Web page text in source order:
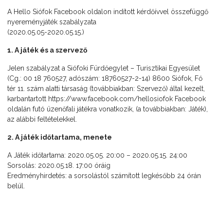
A Hello Siófok Facebook oldalon indított kérdőívvel összefüggő
nyereményjáték szabályzata
(2020.05.05-2020.05.15.)
1. A játék és a szervező
Jelen szabályzat a Siófoki Fürdőegylet – Turisztikai Egyesület
(Cg.: 00 18 760527, adószám: 18760527-2-14) 8600 Siófok, Fő
tér 11. szám alatti társaság (továbbiakban: Szervező) által kezelt,
karbantartott https://www.facebook.com/hellosiofok Facebook
oldalán futó üzenőfali játékra vonatkozik, (a továbbiakban: Játék),
az alábbi feltételekkel.
2. A játék időtartama, menete
A Játék időtartama: 2020.05.05. 20:00 – 2020.05.15. 24:00
Sorsolás: 2020.05.18. 17:00 óráig
Eredményhirdetés: a sorsolástól számított legkésőbb 24 órán
belül.